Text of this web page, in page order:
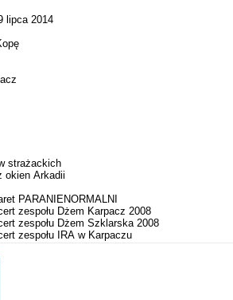
lipca 2014
strażackich
okien Arkadii
PARANIENORMALNI
zespołu Dżem Karpacz 2008
zespołu Dżem Szklarska 2008
zespołu IRA w Karpaczu